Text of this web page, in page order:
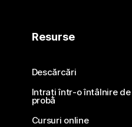
Resurse
Descărcări
Intrați într-o întâlnire de
probă
Cursuri online